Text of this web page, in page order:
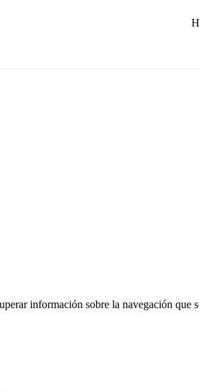
información sobre la navegación que